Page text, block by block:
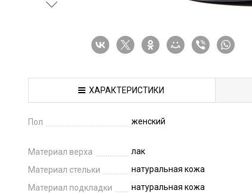
ХАРАКТЕРИСТИКИ
Пол женский
Материал верха
лак
Материал стельки
натуральная кожа
Материал подкладки
натуральная кожа